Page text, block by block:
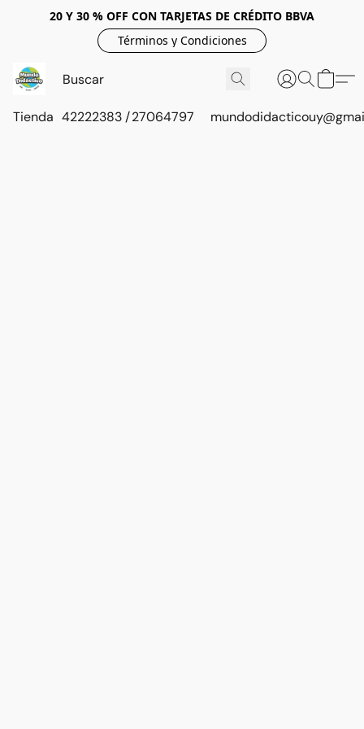
20 Y 30 % OFF CON TARJETAS DE CRÉDITO BBVA
Términos y Condiciones
Tienda 42222383 / 27064797